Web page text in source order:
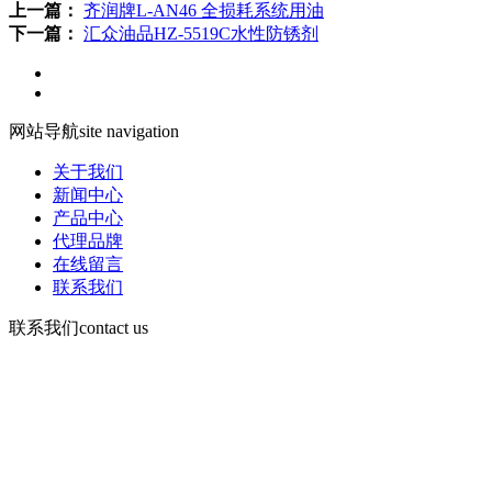
上一篇： 齐润牌L-AN46 全损耗系统用油
下一篇： 汇众油品HZ-5519C水性防锈剂
网站导航site navigation
关于我们
新闻中心
产品中心
代理品牌
在线留言
联系我们
联系我们contact us